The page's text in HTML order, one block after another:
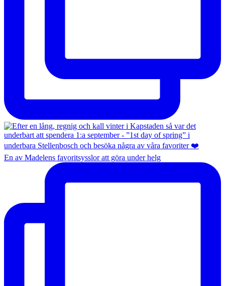
En av Madelens favoritsysslor att göra under helg